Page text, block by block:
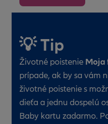
💡 Tip
Životné poistenie Moja
prípade, ak by sa vám
životné poistenie s
dieťa a jednu dospelú
Baby kartu zadarmo.